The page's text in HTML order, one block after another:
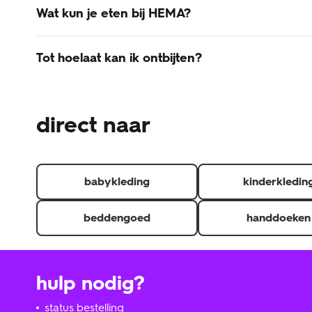
Wat kun je eten bij HEMA?
In de HEMA-restaurants kun je terecht voor ontbijt,
om uitgebreid te eten? Haal dan wat af bij onze HEMA
Tot hoelaat kan ik ontbijten?
direct naar
babykleding
beddengoed handdoeken
hulp nodig?
status bestelling